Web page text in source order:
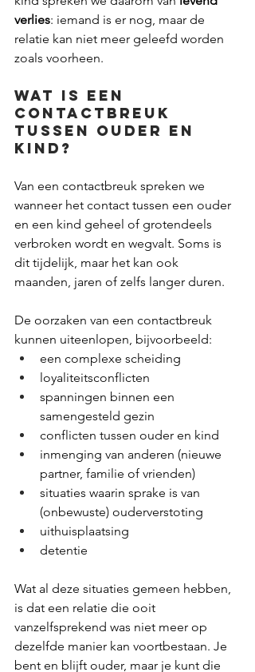
verlies: iemand is er nog, maar de
relatie kan niet meer geleefd worden
zoals voorheen.
Wat is een
contactbreuk
tussen ouder en
kind?
Van een contactbreuk spreken we
wanneer het contact tussen een ouder
en een kind geheel of grotendeels
verbroken wordt en wegvalt. Soms is
dit tijdelijk, maar het kan ook
maanden, jaren of zelfs langer duren.
De oorzaken van een contactbreuk
kunnen uiteenlopen, bijvoorbeeld:
een complexe scheiding
loyaliteitsconflicten
spanningen binnen een
samengesteld gezin
conflicten tussen ouder en kind
inmenging van anderen (nieuwe
partner, familie of vrienden)
situaties waarin sprake is van
(onbewuste) ouderverstoting
uithuisplaatsing
detentie
Wat al deze situaties gemeen hebben,
is dat een relatie die ooit
vanzelfsprekend was niet meer op
dezelfde manier kan voortbestaan. Je
bent en blijft ouder, maar je kunt die